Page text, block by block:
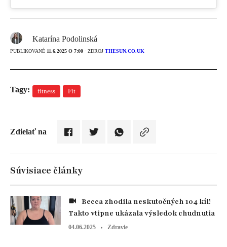
Katarína Podolinská
PUBLIKOVANÉ 11.6.2025 O 7:00 · ZDROJ THESUN.CO.UK
Tagy: fitness Fit
Zdielať na
Súvisiace články
Takto vtipne ukázala výsledok chudnutia
04.06.2025 Zdravie